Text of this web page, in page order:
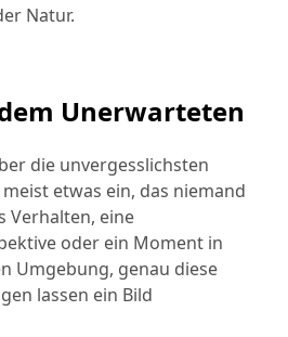
Natur.
Unerwarteten
die unvergesslichsten
etwas ein, das niemand
Verhalten, eine
oder ein Moment in
Umgebung, genau diese
lassen ein Bild